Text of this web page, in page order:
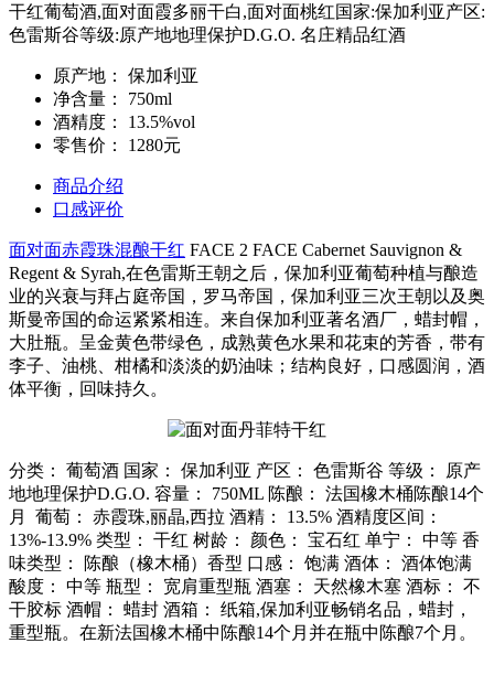
干红葡萄酒,面对面霞多丽干白,面对面桃红国家:保加利亚产区:
色雷斯谷等级:原产地地理保护D.G.O. 名庄精品红酒
原产地：
保加利亚
净含量：
750ml
酒精度：
13.5%vol
零售价：
1280元
商品介绍
口感评价
面对面赤霞珠混酿干红 FACE 2 FACE Cabernet Sauvignon &
Regent & Syrah,在色雷斯王朝之后，保加利亚葡萄种植与酿造
业的兴衰与拜占庭帝国，罗马帝国，保加利亚三次王朝以及奥
斯曼帝国的命运紧紧相连。来自保加利亚著名酒厂，蜡封帽，
大肚瓶。呈金黄色带绿色，成熟黄色水果和花束的芳香，带有
李子、油桃、柑橘和淡淡的奶油味；结构良好，口感圆润，酒
体平衡，回味持久。
分类： 葡萄酒 国家： 保加利亚 产区： 色雷斯谷 等级： 原产
地地理保护D.G.O. 容量： 750ML 陈酿： 法国橡木桶陈酿14个
月 葡萄： 赤霞珠,丽晶,西拉 酒精： 13.5% 酒精度区间：
13%-13.9% 类型： 干红 树龄： 颜色： 宝石红 单宁： 中等 香
味类型： 陈酿（橡木桶）香型 口感： 饱满 酒体： 酒体饱满
酸度： 中等 瓶型： 宽肩重型瓶 酒塞： 天然橡木塞 酒标： 不
干胶标 酒帽： 蜡封 酒箱： 纸箱,保加利亚畅销名品，蜡封，
重型瓶。在新法国橡木桶中陈酿14个月并在瓶中陈酿7个月。